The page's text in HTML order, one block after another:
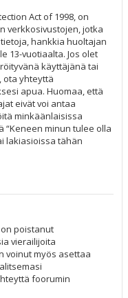
Act of 1998, on
verkkosivustojen, jotka
hankkia huoltajan
13-vuotiaalta. Jos olet
käyttäjänä tai
ota yhteyttä
apua. Huomaa, että
eivät voi antaa
minkäänlaisissa
minun tulee olla
lakiasioissa tähän
poistanut
vierailijoita
voinut myös asettaa
foorumin